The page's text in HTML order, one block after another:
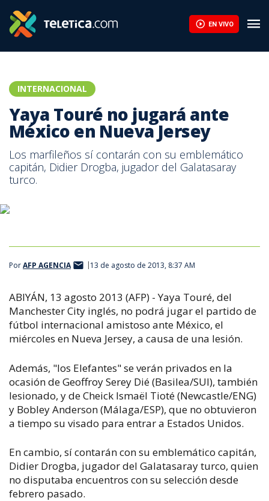
EN VIVO
INTERNACIONAL
Yaya Touré no jugará ante
México en Nueva Jersey
Los marfileños sí contarán con su emblemático
capitán, Didier Drogba, jugador del Galatasaray
turco.
PorAFP AGENCIA 13 de agosto de 2013, 8:37 AM
ABIYÁN, 13 agosto 2013 (AFP) - Yaya Touré, del
Manchester City inglés, no podrá jugar el partido de
fútbol internacional amistoso ante México, el
miércoles en Nueva Jersey, a causa de una lesión.
Además, "los Elefantes" se verán privados en la
ocasión de Geoffroy Serey Dié (Basilea/SUI), también
lesionado, y de Cheick Ismaël Tioté (Newcastle/ENG)
y Bobley Anderson (Málaga/ESP), que no obtuvieron
a tiempo su visado para entrar a Estados Unidos.
En cambio, sí contarán con su emblemático capitán,
Didier Drogba, jugador del Galatasaray turco, quien
no disputaba encuentros con su selección desde
febrero pasado.